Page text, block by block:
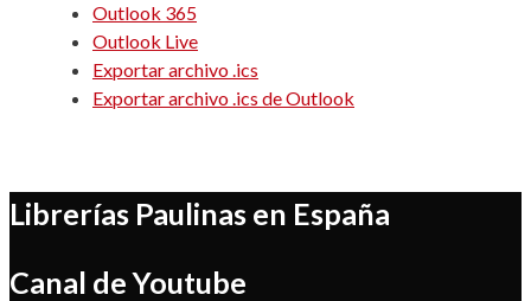
Outlook 365
Outlook Live
Exportar archivo .ics
Exportar archivo .ics de Outlook
Librerías Paulinas en España
Canal de Youtube